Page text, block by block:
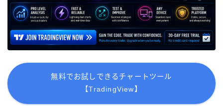
無料でお試しできるチャートツール
【TradingView】